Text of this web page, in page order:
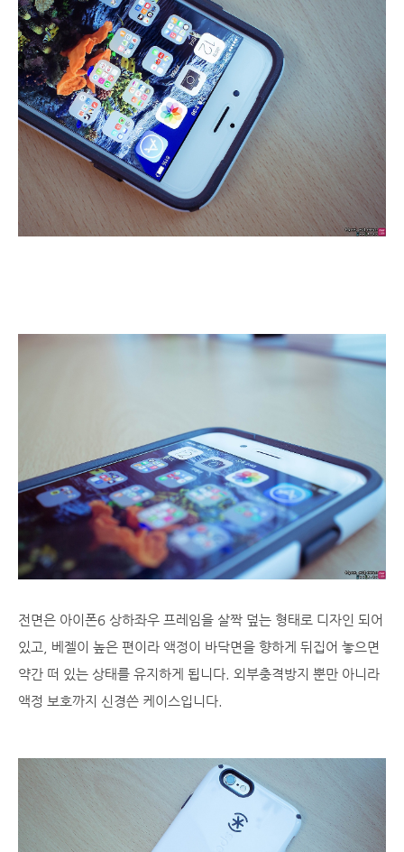
전면은 아이폰6 상하좌우 프레임을 살짝 덮는 형태로 디자인 되어
있고, 베젤이 높은 편이라 액정이 바닥면을 향하게 뒤집어 놓으면
약간 떠 있는 상태를 유지하게 됩니다. 외부충격방지 뿐만 아니라
액정 보호까지 신경쓴 케이스입니다.